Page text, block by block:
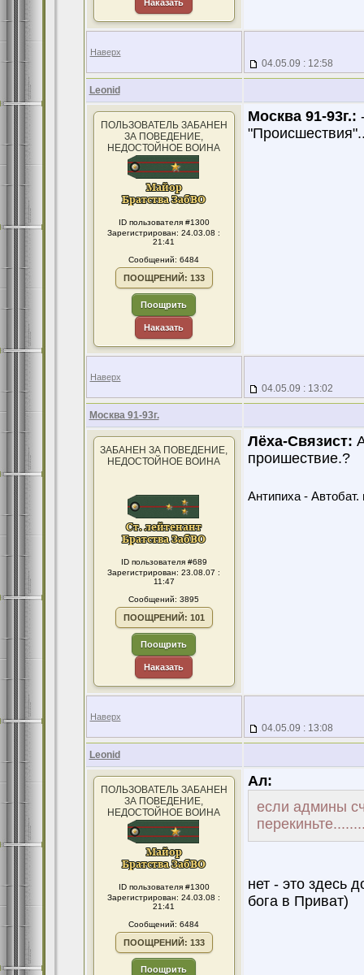
Наказать
Наверх
04.05.09 : 12:58
Leonid
ПОЛЬЗОВАТЕЛЬ ЗАБАНЕН
ЗА ПОВЕДЕНИЕ,
НЕДОСТОЙНОЕ ВОИНА
ID пользователя #1300
Зарегистрирован: 24.03.08 :
21:41
Сообщений: 6484
ПООЩРЕНИЙ: 133
Поощрить
Наказать
Москва 91-93г.:
Наверх
04.05.09 : 13:02
Москва 91-93г.
ЗАБАНЕН ЗА ПОВЕДЕНИЕ,
НЕДОСТОЙНОЕ ВОИНА
ID пользователя #689
Зарегистрирован: 23.08.07 :
11:47
Сообщений: 3895
ПООЩРЕНИЙ: 101
Поощрить
Наказать
Лёха-Связист:
проишествие.?
Антипиха - Автобат.
Наверх
04.05.09 : 13:08
Leonid
ПОЛЬЗОВАТЕЛЬ ЗАБАНЕН
ЗА ПОВЕДЕНИЕ,
НЕДОСТОЙНОЕ ВОИНА
ID пользователя #1300
Зарегистрирован: 24.03.08 :
21:41
Сообщений: 6484
ПООЩРЕНИЙ: 133
Поощрить
Ал:
если админы
нет - это здесь
бога в Приват)